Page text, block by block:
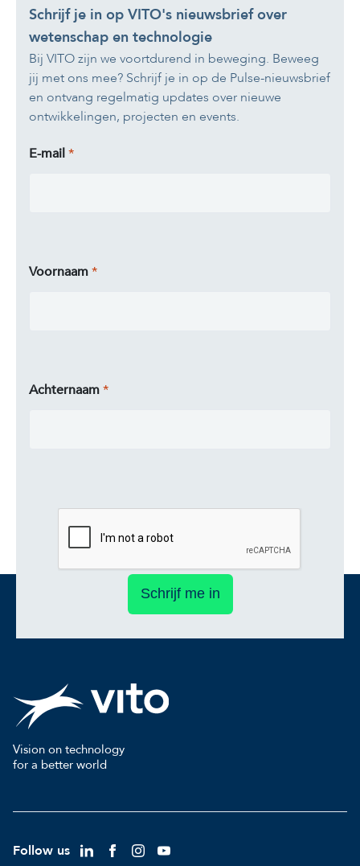
Schrijf je in op VITO's nieuwsbrief over
wetenschap en technologie
Bij VITO zijn we voortdurend in beweging. Beweeg
jij met ons mee? Schrijf je in op de Pulse-nieuwsbrief
en ontvang regelmatig updates over nieuwe
ontwikkelingen, projecten en events.
E-mail
Voornaam
Achternaam
Schrijf me in
Vision on technology
for a better world
Follow us